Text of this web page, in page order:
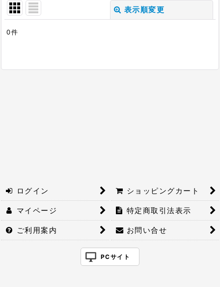
表示順変更
表示数
0件
ログイン ショッピングカート
マイページ 特定商取引法表示
ご利用案内 お問い合せ
PCサイト